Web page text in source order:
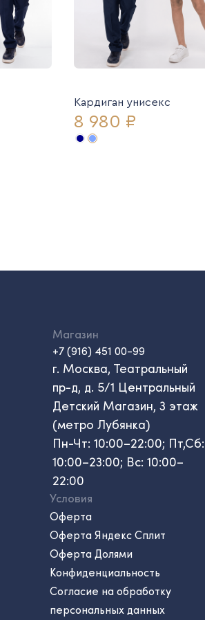
Кардиган унисекс
8 980 ₽
Магазин
+7 (916) 451 00-99
г. Москва, Театральный
пр-д, д. 5/1 Центральный
Детский Магазин, 3 этаж
(метро Лубянка)
Пн-Чт: 10:00–22:00; Пт,Сб:
10:00–23:00; Вс: 10:00–
22:00
Условия
Оферта
Оферта Яндекс Сплит
Оферта Долями
Конфиденциальность
Согласие на обработку
персональных данных